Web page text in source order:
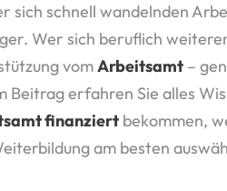
sich schnell wandelnden
Wer sich beruflich
vomArbeitsamt –
Beitrag erfahren Sie alles
finanziert bekommen,
am besten